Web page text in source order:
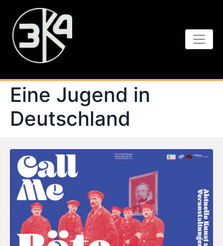
Eine Jugend in
Deutschland